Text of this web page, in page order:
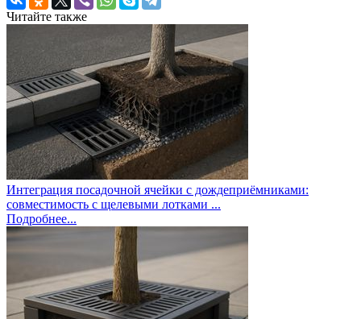
Читайте также
Интеграция посадочной ячейки с дождеприёмниками:
совместимость с щелевыми лотками ...
Подробнее...